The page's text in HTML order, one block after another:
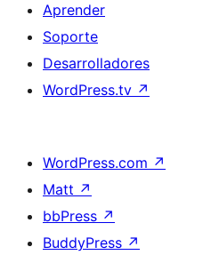
Aprender
Soporte
Desarrolladores
WordPress.tv ↗
WordPress.com ↗
Matt ↗
bbPress ↗
BuddyPress ↗